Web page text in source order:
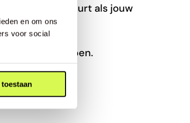
en om ons
voor social
is wat er gebeurt als jouw
nodig hebben.